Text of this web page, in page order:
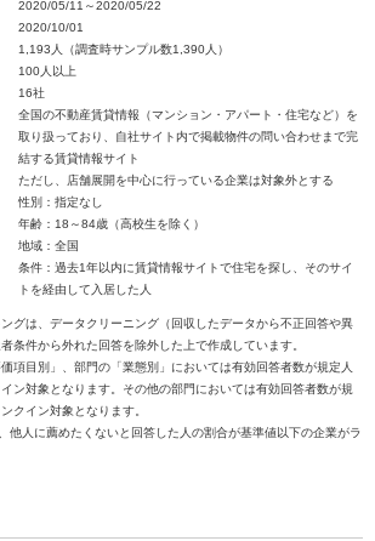
2020/05/11～2020/05/22
2020/10/01
1,193人（調査時サンプル数1,390人）
100人以上
16社
全国の不動産賃貸情報（マンション・アパート・住宅など）を
取り扱っており、自社サイト内で掲載物件の問い合わせまで完
結する賃貸情報サイト
ただし、店舗展開を中心に行っている企業は対象外とする
性別：指定なし
年齢：18～84歳（高校生を除く）
地域：全国
条件：過去1年以内に賃貸情報サイトで住宅を探し、そのサイ
トを経由して入居した人
グは、データクリーニング（回収したデータから不正回答や異
条件から外れた回答を除外した上で作成しています。
項目別」、部門の「業態別」においては有効回答者数が規定人
ン対象となります。その他の部門においては有効回答者数が規
クイン対象となります。
人に薦めたくないと回答した人の割合が基準値以下の企業がラ